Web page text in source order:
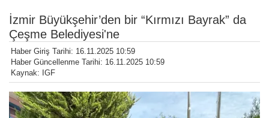
İzmir Büyükşehir’den bir “Kırmızı Bayrak” da
Çeşme Belediyesi'ne
Haber Giriş Tarihi: 16.11.2025 10:59
Haber Güncellenme Tarihi: 16.11.2025 10:59
Kaynak: IGF